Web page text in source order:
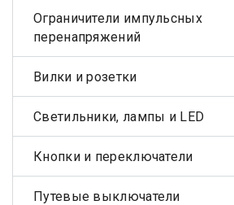
Ограничители импульсных
перенапряжений
Вилки и розетки
Светильники, лампы и LED
Кнопки и переключатели
Путевые выключатели